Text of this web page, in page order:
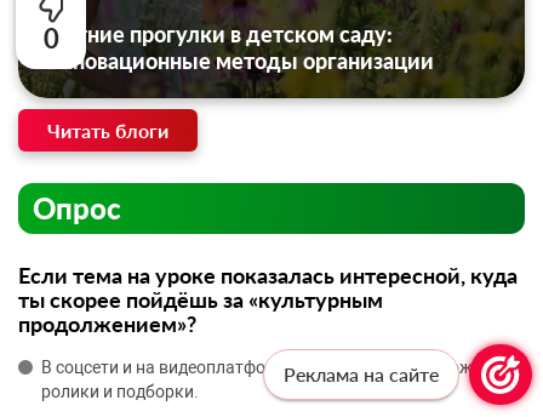
0
Летние прогулки в детском саду:
инновационные методы организации
Читать блоги
Опрос
Если тема на уроке показалась интересной, куда
ты скорее пойдёшь за «культурным
продолжением»?
В соцсети и на видеоплатформы — там быстро нахожу
ролики и подборки.
Реклама на сайте